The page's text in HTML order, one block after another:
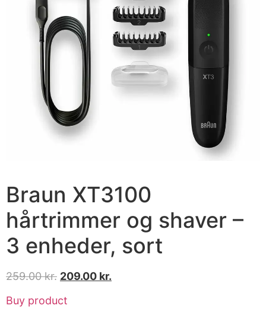
Braun XT3100
hårtrimmer og shaver –
3 enheder, sort
259.00kr. 209.00 kr.
Buy product